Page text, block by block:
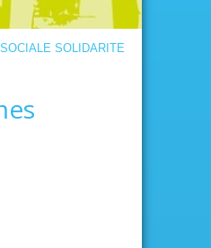
SOLIDARITE